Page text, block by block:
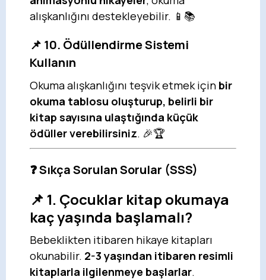
alışkanlığını destekleyebilir. 📱📚
📌 10. Ödüllendirme Sistemi
Kullanın
Okuma alışkanlığını teşvik etmek için bir
okuma tablosu oluşturup, belirli bir
kitap sayısına ulaştığında küçük
ödüller verebilirsiniz. 🎉🏆
❓ Sıkça Sorulan Sorular (SSS)
📌 1. Çocuklar kitap okumaya
kaç yaşında başlamalı?
Bebeklikten itibaren hikaye kitapları
okunabilir. 2-3 yaşından itibaren resimli
kitaplarla ilgilenmeye başlarlar.